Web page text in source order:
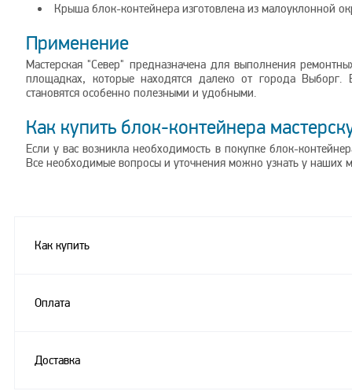
Крыша блок-контейнера изготовлена из малоуклонной
Применение
Мастерская "Север" предназначена для выполнения
площадках, которые находятся далеко от города Выборг.
становятся особенно полезными и удобными.
Как купить блок-контейнера
Если у вас возникла необходимость в покупке блок-
Все необходимые вопросы и уточнения можно узнать у наших
Как купить
Оплата
Доставка